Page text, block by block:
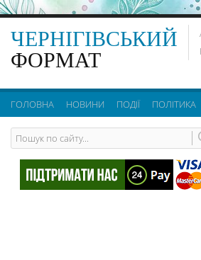
ЧЕРНІГІВСЬКИЙ
ФОРМАТ
ГОЛОВНА НОВИНИ ПОДІЇ ПОЛІТИКА